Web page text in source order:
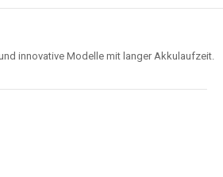
innovative Modelle mit langer Akkulaufzeit.